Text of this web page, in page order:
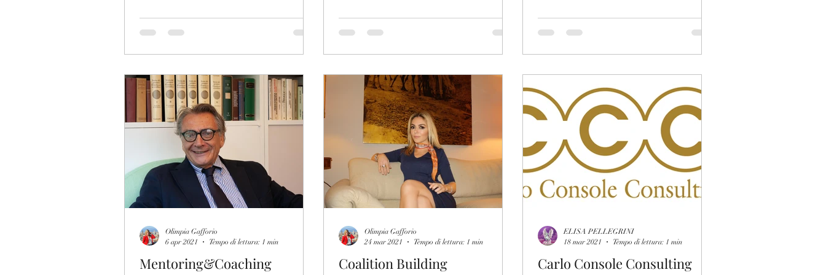
Mentoring&Coaching
Olimpia Gafforio
6 apr 2021
Tempo di lettura: 1 min
Coalition Building
Olimpia Gafforio
24 mar 2021
Tempo di lettura: 1 min
Carlo Console Consulting
ELISA PELLEGRINI
18 mar 2021
Tempo di lettura: 1 min